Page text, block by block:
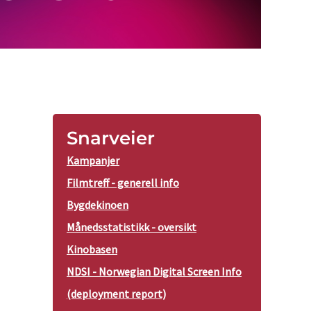
Snarveier
Kampanjer
Filmtreff - generell info
Bygdekinoen
Månedsstatistikk - oversikt
Kinobasen
NDSI - Norwegian Digital Screen Info
(deployment report)